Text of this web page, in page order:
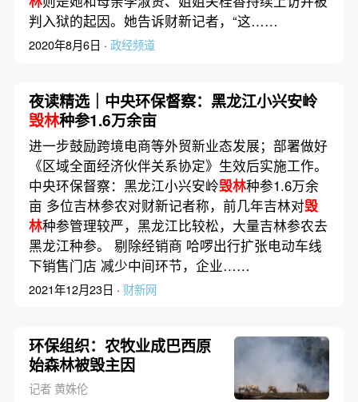
判入狱的起因。她告诉财新记者，“这……
2020年8月6日 · 政经频道
夜读精选｜中央环保督察：黑龙江小兴安岭
毁林种参1.6万余亩
进一步鼓励跨境电商等外贸新业态发展；部署做好
《区域全面经济伙伴关系协定》生效后实施工作。
中央环保督察：黑龙江小兴安岭毁林种参1.6万余
亩 多位吉林参农对财新记者称，前几年吉林对毁
林种参管理较严，黑龙江比较松，大量吉林参农去
黑龙江种参。 剔除经销商 哈啰出行扩张电动车线
下销售门店 减少中间环节，企业……
2021年12月23日 · 财新网
环保组织：农牧业成巴西原
始森林被毁主因
记者 黄姝伦